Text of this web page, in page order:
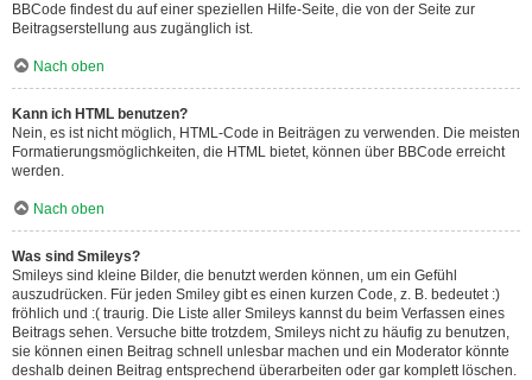
BBCode findest du auf einer speziellen Hilfe-Seite, die von der Seite zur
Beitragserstellung aus zugänglich ist.
Nach oben
Kann ich HTML benutzen?
Nein, es ist nicht möglich, HTML-Code in Beiträgen zu verwenden. Die meisten
Formatierungsmöglichkeiten, die HTML bietet, können über BBCode erreicht
werden.
Nach oben
Was sind Smileys?
Smileys sind kleine Bilder, die benutzt werden können, um ein Gefühl
auszudrücken. Für jeden Smiley gibt es einen kurzen Code, z. B. bedeutet :)
fröhlich und :( traurig. Die Liste aller Smileys kannst du beim Verfassen eines
Beitrags sehen. Versuche bitte trotzdem, Smileys nicht zu häufig zu benutzen,
sie können einen Beitrag schnell unlesbar machen und ein Moderator könnte
deshalb deinen Beitrag entsprechend überarbeiten oder gar komplett löschen.